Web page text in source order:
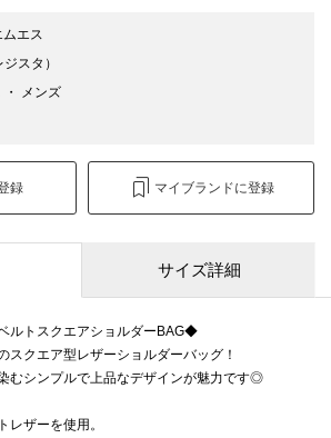
エス
ジスタ）
・
メンズ
録 マイブランドに登録
サイズ詳細
ルトスクエアショルダーBAG◆
スクエア型レザーショルダーバッグ！
むシンプルで上品なデザインが魅力です◎
レザーを使用。